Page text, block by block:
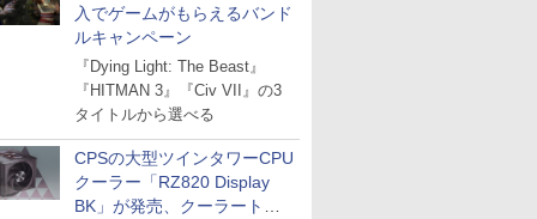
入でゲームがもらえるバンド
ルキャンペーン
『Dying Light: The Beast』
『HITMAN 3』『Civ VII』の3
タイトルから選べる
CPSの大型ツインタワーCPU
クーラー「RZ820 Display
BK」が発売、クーラートッ